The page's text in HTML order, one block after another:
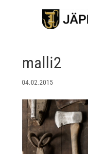
malli2
04.02.2015